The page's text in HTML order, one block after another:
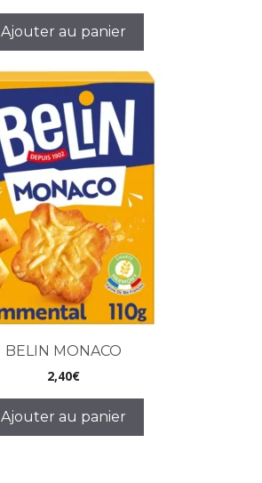
Ajouter au panier
BELIN MONACO
2,40€
Ajouter au panier